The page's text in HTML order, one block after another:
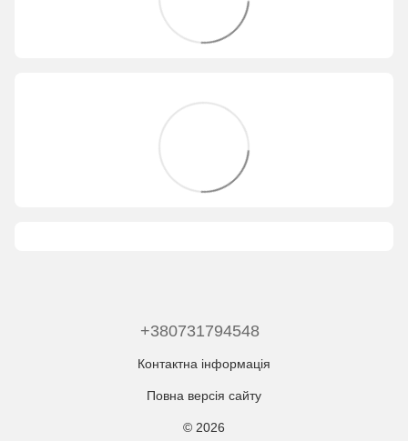
+380731794548
Контактна інформація
Повна версія сайту
© 2026